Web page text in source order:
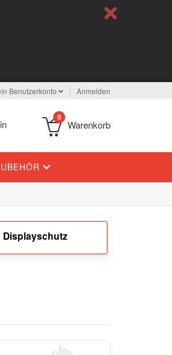
Benutzerkonto Anmelden
0
Warenkorb
Displayschutz